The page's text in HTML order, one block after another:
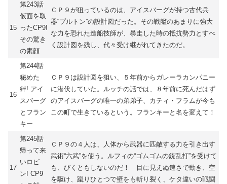
15
第243話
仮面を取
ったCP9!
その驚き
の素顔
ＣＰ９が狙っているのは、アイスバーグが持つ古代兵
器“プルトン”の設計図だった。その戦艦のあまりに強大
な力を恐れた造船技師が、暴走した時の抵抗勢力とすべ
く設計図を残し、代々受け継がれてきたのだ。
16
第244話
秘めた
絆! アイ
スバーグ
とフラン
キー
ＣＰ９は設計図を狙い、５年前からガレーラカンパニー
に潜伏していた。ルッチの話では、８年前に死んだはず
のアイスバーグの唯一の弟弟子、カティ・フラムが今も
この町で生きているという。フランキーと名を変えて！
17
第245話
帰って来
いロビ
ン! CP9
ＣＰ９の４人は、人体から武器に匹敵する力を引き出す
武術“六武”を使う。ルフィの“ゴムゴムの銃乱打”を受けて
も、びくともしないのだ！ 目に見えぬ速さで動き、空
を駆け、蹴りひとつで壁をも斬り裂く、ケタ違いの戦闘